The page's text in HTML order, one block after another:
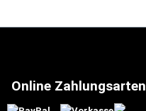
Online Zahlungsarten